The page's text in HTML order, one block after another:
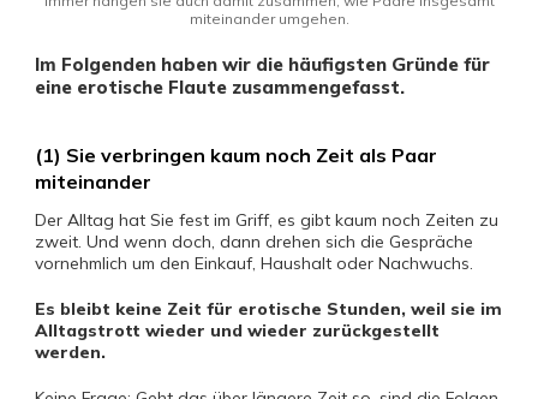
miteinander umgehen.
Im Folgenden haben wir die häufigsten Gründe für
eine erotische Flaute zusammengefasst.
(1) Sie verbringen kaum noch Zeit als Paar
miteinander
Der Alltag hat Sie fest im Griff, es gibt kaum noch Zeiten zu
zweit. Und wenn doch, dann drehen sich die Gespräche
vornehmlich um den Einkauf, Haushalt oder Nachwuchs.
Es bleibt keine Zeit für erotische Stunden, weil sie im
Alltagstrott wieder und wieder zurückgestellt
werden.